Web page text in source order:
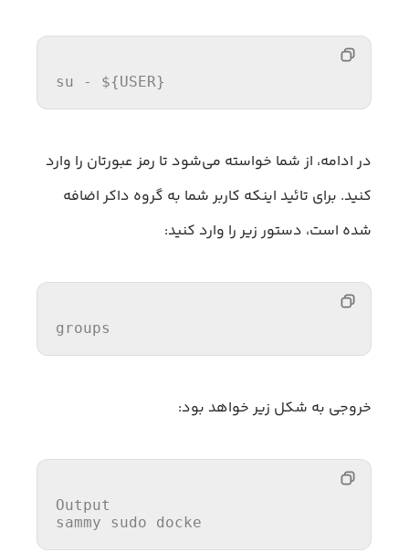
su - ${USER}
در ادامه، از شما خواسته می‌شود تا رمز عبورتان را وارد
کنید. برای تائید اینکه کاربر شما به گروه داکر اضافه
شده است، دستور زیر را وارد کنید:
groups
خروجی به شکل زیر خواهد بود:
Output
sammy sudo docke